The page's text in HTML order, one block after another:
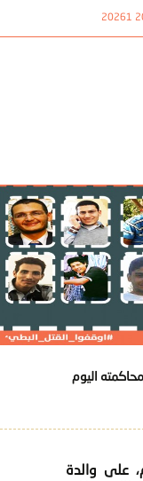
محاكمته اليوم
على والدة